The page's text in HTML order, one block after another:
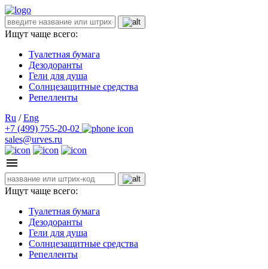
Ищут чаще всего:
Туалетная бумага
Дезодоранты
Гели для душа
Солнцезащитные средства
Репелленты
Ru / Eng
+7 (499) 755-20-02
sales@urves.ru
Ищут чаще всего:
Туалетная бумага
Дезодоранты
Гели для душа
Солнцезащитные средства
Репелленты